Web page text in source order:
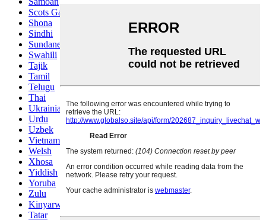
Scots Gaelic
Shona
Sindhi
Sundanese
Swahili
Tajik
Tamil
Telugu
Thai
Ukrainian
Urdu
Uzbek
Vietnamese
Welsh
Xhosa
Yiddish
Yoruba
Zulu
Kinyarwanda
Tatar